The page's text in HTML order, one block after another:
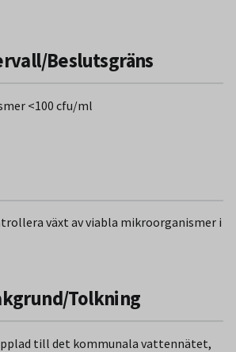
Beslutsgräns
<100 cfu/ml
växt av viabla mikroorganismer i
Tolkning
till det kommunala vattennätet,